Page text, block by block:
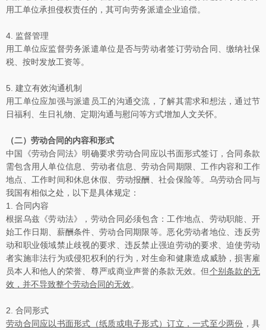
用工单位承担侵权责任的，其可向劳务派遣企业追偿。
4. 监督管理
用工单位应监督劳务派遣单位是否与劳动者签订劳动合同、缴纳社保
税、按时发放工资等。
5. 建立有效沟通机制
用工单位应加强与派遣员工的沟通交流，了解其需求和想法，通过节
日福利、生日礼物、定期沟通与慰问等方式增加人文关怀。
（二）劳动合同的内容和形式
中国《劳动合同法》明确要求劳动合同应以书面形式签订，合同条款
需包含用人单位信息、劳动者信息、劳动合同期限、工作内容和工作
地点、工作时间和休息休假、劳动报酬、社会保险等。乌劳动合同与
我国有相似之处，以下是具体规定：
1. 合同内容
根据乌兹《劳动法》，劳动合同必须包含：工作地点、劳动职能、开
始工作日期、薪酬条件、劳动合同期限等。恶化劳动者地位、违反劳
动和职业领域禁止歧视的要求、违反禁止强迫劳动的要求、迫使劳动
者实施非法行为或侵犯权利的行为，对生命和健康造成威胁，损害雇
员本人和他人的荣誉、尊严或商业声誉的条款无效。但个别条款的无
效，并不导致整个劳动合同的无效。
2. 合同形式
劳动合同应以书面形式（纸质或电子形式）订立，一式至少两份 ，具